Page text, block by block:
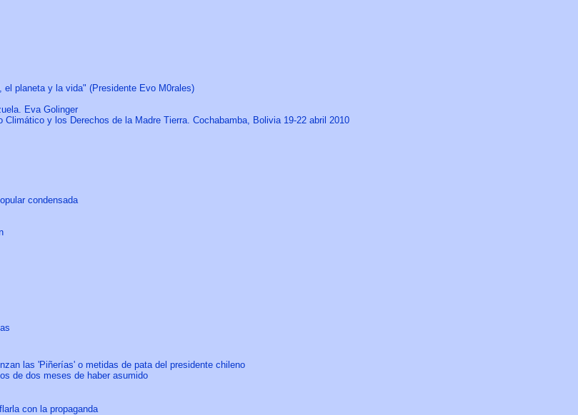
planeta y la vida" (Presidente Evo M0rales)
Eva Golinger
y los Derechos de la Madre Tierra. Cochabamba, Bolivia 19-22 abril 2010
condensada
las 'Piñerías' o metidas de pata del presidente chileno
de dos meses de haber asumido
con la propaganda